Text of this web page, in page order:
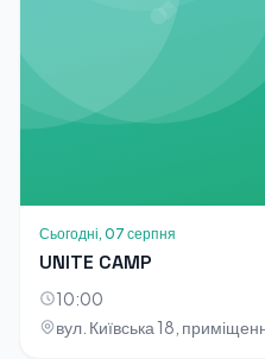
Сьогодні, 07 серпня
UNITE CAMP
10:00